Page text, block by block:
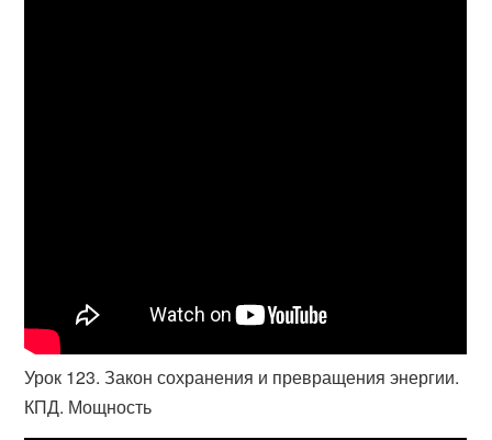
Урок 123. Закон сохранения и превращения энергии.
КПД. Мощность